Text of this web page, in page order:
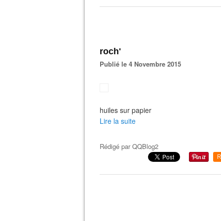
roch'
Publié le 4 Novembre 2015
huiles sur papier
Lire la suite
Rédigé parQQBlog2